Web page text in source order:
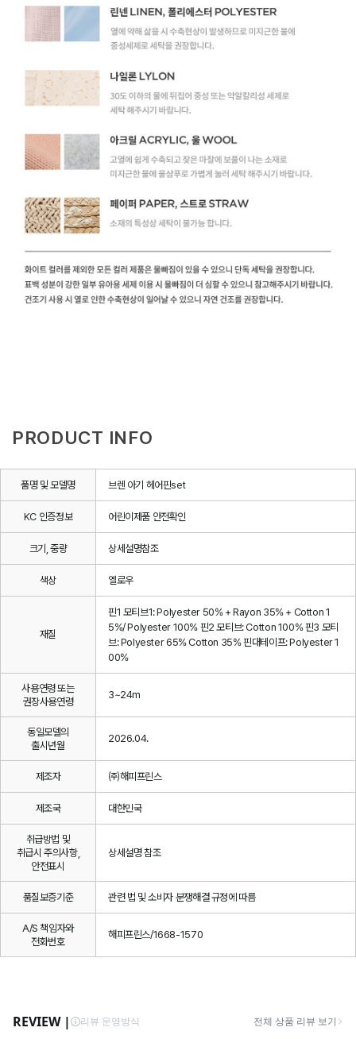
PRODUCT INFO
품명 및 모델명 브렌 아기 헤어핀set
KC 인증정보 어린이제품 안전확인
크기, 중량 상세설명참조
색상 옐로우
재질
핀1 모티브1: Polyester 50% + Rayon 35% + Cotton 1
5%/ Polyester 100% 핀2 모티브: Cotton 100% 핀3 모티
브: Polyester 65% Cotton 35% 핀대테이프: Polyester 1
00%
사용연령 또는
권장사용연령
3~24m
동일모델의
출시년월
2026.04.
제조자 ㈜해피프린스
제조국 대한민국
취급방법 및
취급시 주의사항,
안전표시
상세설명 참조
품질보증기준 관련 법 및 소비자 분쟁해결 규정에 따름
A/S 책임자와
전화번호
해피프린스/1668-1570